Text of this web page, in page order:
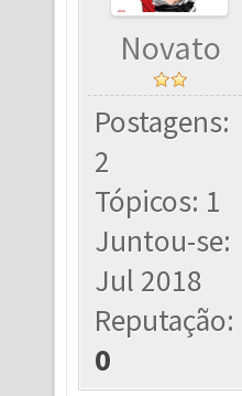
Novato
Postagens:
2
Tópicos: 1
Juntou-se:
Jul 2018
Reputação:
0